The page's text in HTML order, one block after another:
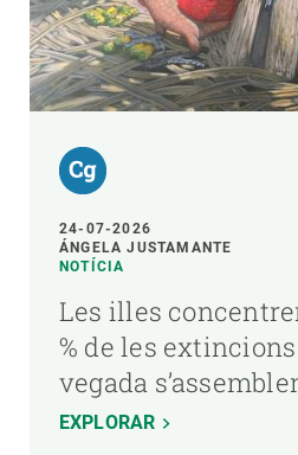
24-07-2026
ÁNGELA JUSTAMANTE
NOTÍCIA
Les illes
% de les
vegada
EXPLORAR